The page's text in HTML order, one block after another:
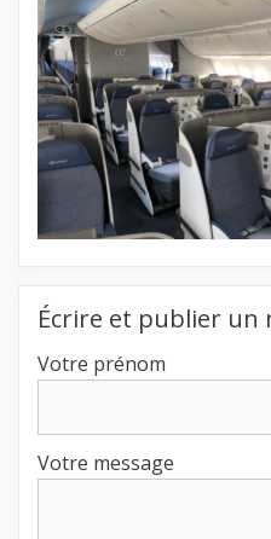
Écrire et publier un
Votre prénom
Votre message